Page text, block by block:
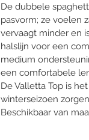
De dubbele
pasvorm; ze voelen
vervaagt minder en
halslijn voor een
medium
een comfortabele
De Valletta Top is
winterseizoen
Beschikbaar van